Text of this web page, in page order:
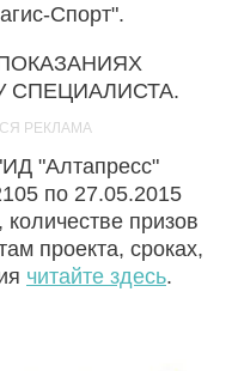
Спорт".
СПЕЦИАЛИСТА.
"Алтапресс"
по 27.05.2015
призов
проекта, сроках,
читайте здесь.